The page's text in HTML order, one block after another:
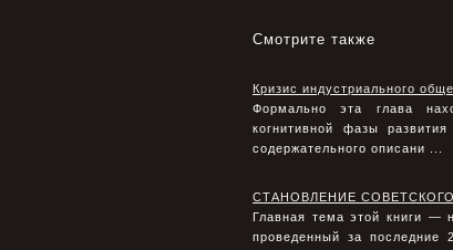
Смотрите также
Кризис индустриального
Формально эта глава
когнитивной фазы
содержательного описани ...
СТАНОВЛЕНИЕ
Главная тема этой книги —
проведенный за последние